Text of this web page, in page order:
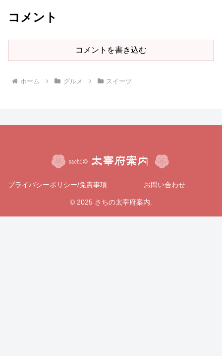
コメント
コメントを書き込む
ホーム グルメ スイーツ
プライバシーポリシー/免責事項 お問い合わせ
© 2025 さちの太宰府案内.